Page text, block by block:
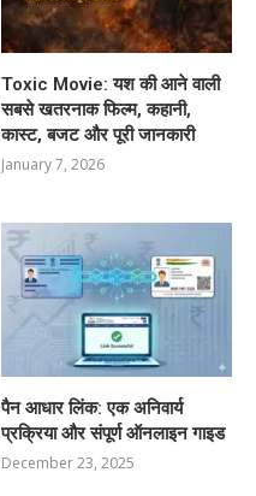
Toxic Movie: यश की आने वाली
सबसे खतरनाक फिल्म, कहानी,
कास्ट, बजट और पूरी जानकारी
January 7, 2026
पैन आधार लिंक: एक अनिवार्य
प्रक्रिया और संपूर्ण ऑनलाइन गाइड
December 23, 2025